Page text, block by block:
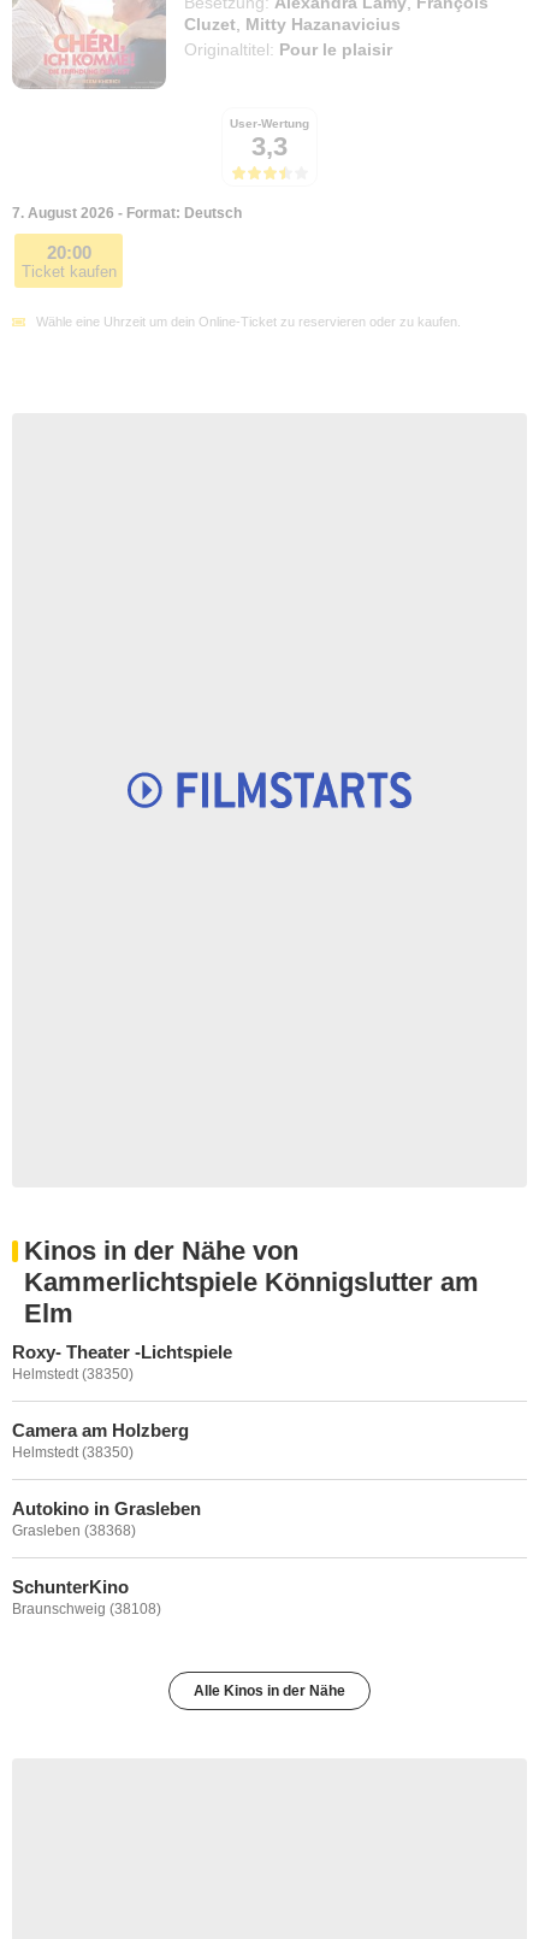
Cluzet Mitty Hazanavicius
Originaltitel: Pour le plaisir
User-Wertung
3,3
7. August 2026 - Format: Deutsch
20:00
Ticket kaufen
Wähle eine Uhrzeit um dein Online-Ticket zu reservieren oder zu kaufen.
Kinos in der Nähe von
Kammerlichtspiele Könnigslutter am
Elm
Roxy- Theater -Lichtspiele
Helmstedt (38350)
Camera am Holzberg
Helmstedt (38350)
Autokino in Grasleben
Grasleben (38368)
SchunterKino
Braunschweig (38108)
Alle Kinos in der Nähe